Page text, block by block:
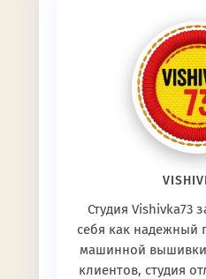
Студия Vishivka73
себя как надежный
машинной
клиентов, студия